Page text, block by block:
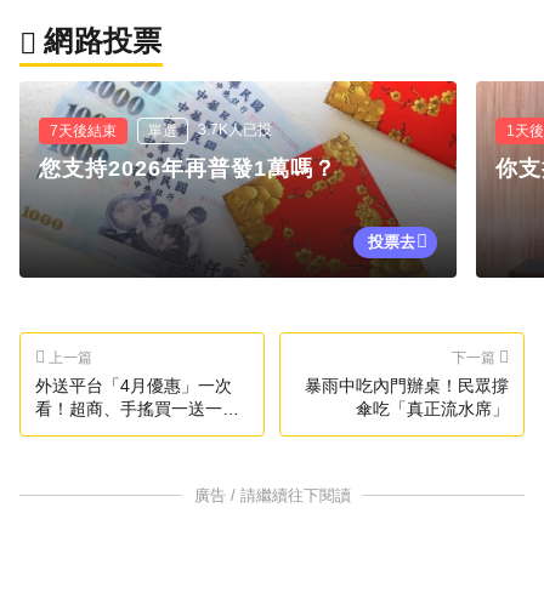
網路投票
7天後結束 單選 3.7K人已投
您支持2026年再普發1萬嗎？
投票去
1天
你
上一篇
外送平台「4月優惠」一次
看！超商、手搖買一送一全
攻略
下一篇
暴雨中吃內門辦桌！民眾撐
傘吃「真正流水席」
廣告 / 請繼續往下閱讀